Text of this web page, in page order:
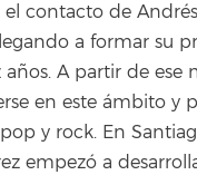
contacto de
a formar su
A partir de ese
en este ámbito y
y rock. En
empezó a